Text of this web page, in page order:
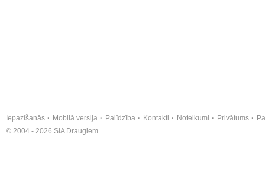
Iepazīšanās Mobilā versija Palīdzība Kontakti Noteikumi Privātums
© 2004 - 2026 SIA Draugiem